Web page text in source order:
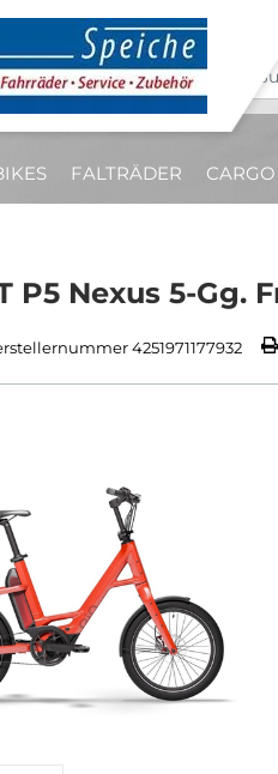
FALTRÄDER CARGO
P5 Nexus 5-Gg.
4251971177932